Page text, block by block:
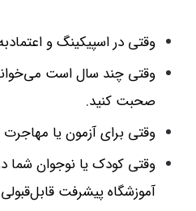
وقتی در اسپیکینگ و
وقتی چند سال است
صحبت کنید.
وقتی برای آزمون یا
وقتی کودک یا نوجوان شما
آموزشگاه پیشرفت قابل‌قبولی